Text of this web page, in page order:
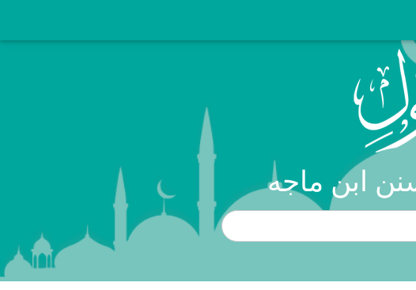
ابن ماجه